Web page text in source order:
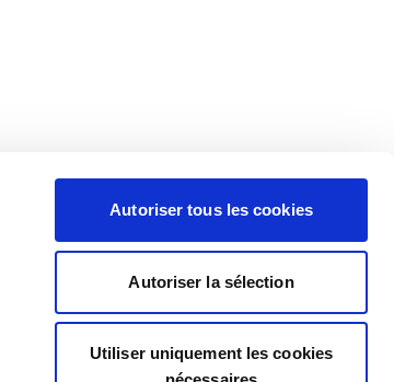
Autoriser tous les cookies
Autoriser la sélection
Utiliser uniquement les cookies